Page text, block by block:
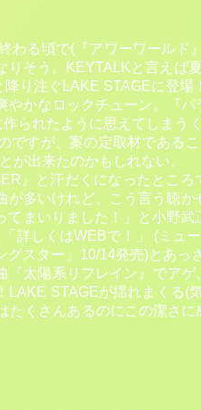
わる頃で(『アワーワールド
そう。KEYTALKと言えば
り注ぐLAKE STAGEに登
かなロックチューン。『
られたように思えてしまう
すが、案の定取材である
が出来たのかもしれない。
』と汗だくになったとこ
が多いけれど、こう言う聴
まいりました！」と小野
詳しくはWEBで！」 (ミュ
スター」10/14発売)とあっ
太陽系リフレイン』でア
STAGEが揺れまくる(
たくさんあるのにこの潔さ